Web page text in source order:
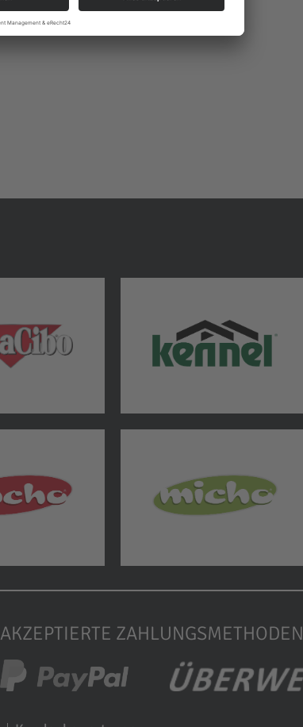
AKZEPTIERTE ZAHLUNGSMETHODEN